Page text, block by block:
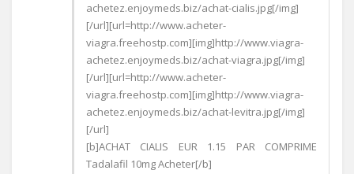
achetez.enjoymeds.biz/achat-cialis.jpg[/img]
[/url][url=http://www.acheter-
viagra.freehostp.com][img]http://www.viagra-
achetez.enjoymeds.biz/achat-viagra.jpg[/img]
[/url][url=http://www.acheter-
viagra.freehostp.com][img]http://www.viagra-
achetez.enjoymeds.biz/achat-levitra.jpg[/img]
[/url]
[b]ACHAT CIALIS EUR 1.15 PAR COMPRIME
Tadalafil 10mg Acheter[/b]